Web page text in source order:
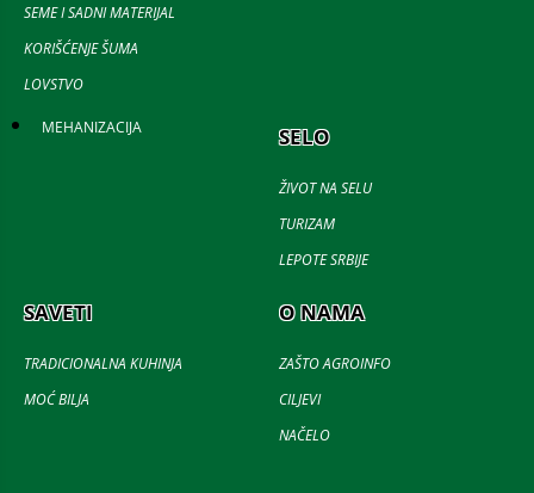
SEME I SADNI MATERIJAL
KORIŠĆENJE ŠUMA
LOVSTVO
MEHANIZACIJA SELO
ŽIVOT NA SELU
TURIZAM
LEPOTE SRBIJE
SAVETI
TRADICIONALNA KUHINJA
MOĆ BILJA
O NAMA
ZAŠTO AGROINFO
CILJEVI
NAČELO